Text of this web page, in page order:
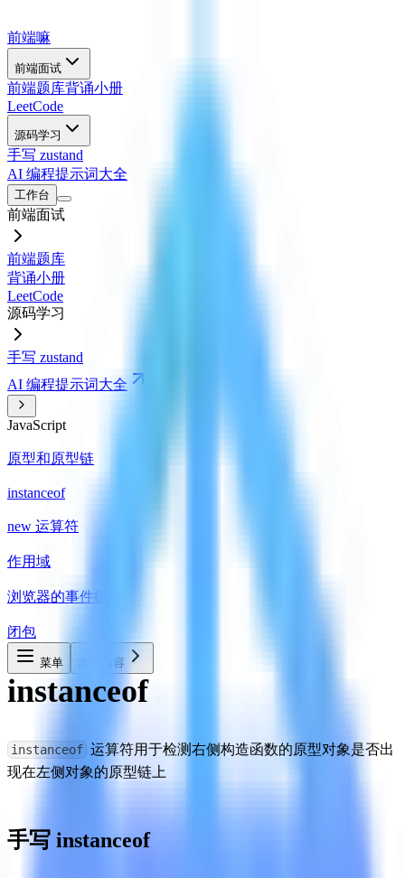
前端嘛
前端面试
前端题库背诵小册
LeetCode
源码学习
手写 zustand
AI 编程提示词大全
工作台
前端面试
前端题库
背诵小册
LeetCode
源码学习
手写 zustand
AI 编程提示词大全
JavaScript
原型和原型链
instanceof
new 运算符
作用域
浏览器的事件循环
闭包
菜单 本页内容
instanceof
instanceof 运算符用于检测右侧构造函数的原型对象是否出
现在左侧对象的原型链上
手写 instanceof